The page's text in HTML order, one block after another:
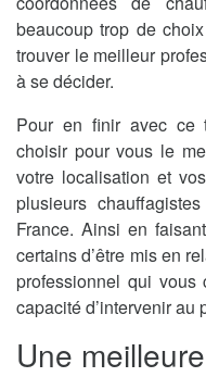
beaucoup trop de
trouver le meilleur
à se décider.
Pour en finir avec ce
choisir pour vous le
votre localisation et
plusieurs
France. Ainsi en
certains d’être mis en
professionnel qui
capacité d’intervenir au
Une